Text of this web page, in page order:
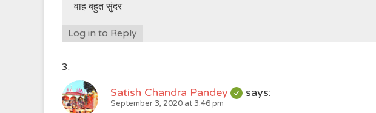
वाह बहुत सुंदर
Log in to Reply
Satish Chandra Pandey says:
September 3, 2020 at 3:46 pm